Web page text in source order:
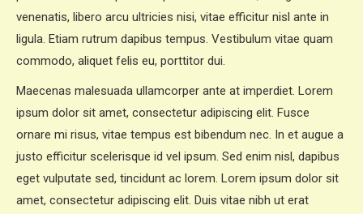
venenatis, libero arcu ultricies nisi, vitae efficitur nisl ante in
ligula. Etiam rutrum dapibus tempus. Vestibulum vitae quam
commodo, aliquet felis eu, porttitor dui.
Maecenas malesuada ullamcorper ante at imperdiet. Lorem
ipsum dolor sit amet, consectetur adipiscing elit. Fusce
ornare mi risus, vitae tempus est bibendum nec. In et augue a
justo efficitur scelerisque id vel ipsum. Sed enim nisl, dapibus
eget vulputate sed, tincidunt ac lorem. Lorem ipsum dolor sit
amet, consectetur adipiscing elit. Duis vitae nibh ut erat